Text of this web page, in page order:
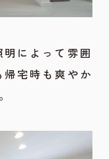
によって雰囲
宅時も爽やか